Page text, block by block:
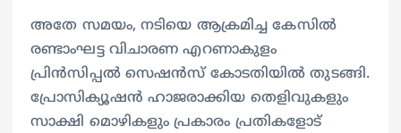
അതേ സമയം, നടിയെ ആക്രമിച്ച കേസില്‍
രണ്ടാംഘട്ട വിചാരണ എറണാകുളം
പ്രിന്‍സിപ്പല്‍ സെഷന്‍സ് കോടതിയില്‍ തുടങ്ങി.
പ്രോസിക്യൂഷന്‍ ഹാജരാക്കിയ തെളിവുകളും
സാക്ഷി മൊഴികളും പ്രകാരം പ്രതികളോട്